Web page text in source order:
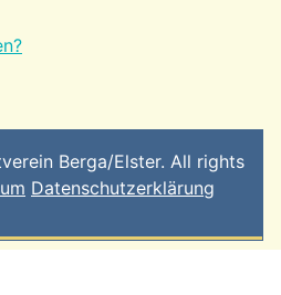
Berga/Elster. All rights
Datenschutzerklärung